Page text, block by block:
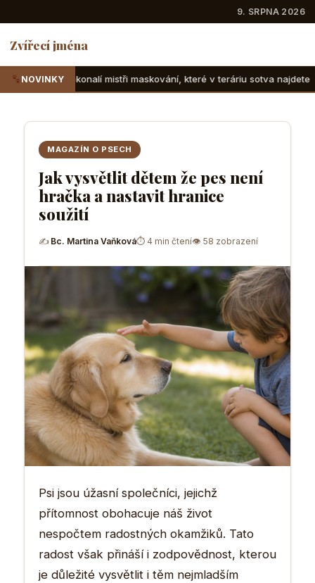
9. SRPNA 2026
Zvířecí jména
NOVINKY
maskování, které v teráriu sotva najdete
MAGAZÍN O PSECH
Jak vysvětlit dětem že pes není
hračka a nastavit hranice
soužití
✍ Bc. Martina Vaňková⏱ 4 min čtení👁 58 zobrazení
Psi jsou úžasní společníci, jejichž
přítomnost obohacuje náš život
nespočtem radostných okamžiků. Tato
radost však přináší i zodpovědnost, kterou
je důležité vysvětlit i těm nejmladším